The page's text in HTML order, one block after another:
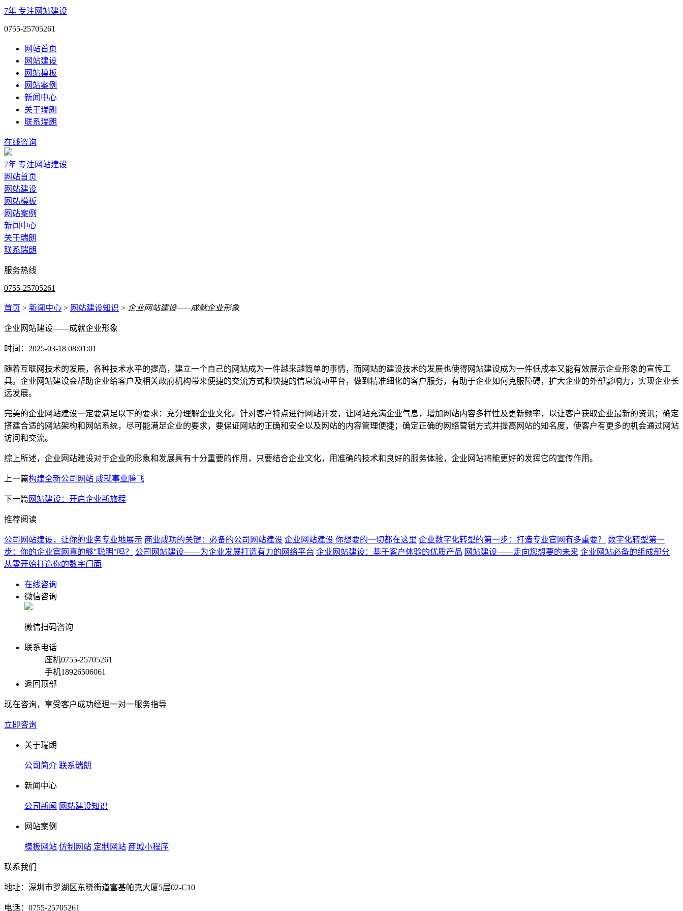
7年 专注网站建设
0755-25705261
网站首页
网站建设
网站模板
网站案例
新闻中心
关于瑞朗
联系瑞朗
在线咨询
7年 专注网站建设
网站首页
网站建设
网站模板
网站案例
新闻中心
关于瑞朗
联系瑞朗
服务热线
0755-25705261
首页 > 新闻中心 > 网站建设知识 > 企业网站建设——成就企业形象
企业网站建设——成就企业形象
时间：2025-03-18 08:01:01
随着互联网技术的发展，各种技术水平的提高，建立一个自己的网站成为一件越来越简单的事情，而网站的建设技术的发展也使得网站建设成为一件低成本又能有效展示企业形象的宣传工
具。企业网站建设会帮助企业给客户及相关政府机构带来便捷的交流方式和快捷的信息流动平台，做到精准细化的客户服务，有助于企业如何克服障碍，扩大企业的外部影响力，实现企业长
远发展。
完美的企业网站建设一定要满足以下的要求：充分理解企业文化。针对客户特点进行网站开发，让网站充满企业气息，增加网站内容多样性及更新频率，以让客户获取企业最新的资讯；确定
搭建合适的网站架构和网站系统，尽可能满足企业的要求，要保证网站的正确和安全以及网站的内容管理便捷；确定正确的网络营销方式并提高网站的知名度，使客户有更多的机会通过网站
访问和交流。
综上所述，企业网站建设对于企业的形象和发展具有十分重要的作用，只要结合企业文化，用准确的技术和良好的服务体验，企业网站将能更好的发挥它的宣传作用。
上一篇构建全新公司网站 成就事业腾飞
下一篇 网站建设：开启企业新旅程
推荐阅读
公司网站建设，让你的业务专业地展示 商业成功的关键：必备的公司网站建设 企业网站建设 你想要的一切都在这里 企业数字化转型的第一步：打造专业官网有多重要？
数字化转型第一
步：你的企业官网真的够"聪明"吗？
公司网站建设——为企业发展打造有力的网络平台 企业网站建设：基于客户体验的优质产品 网站建设——走向您想要的未来 企业网站必备的组成部分
从零开始打造你的数字门面
在线咨询
微信咨询
微信扫码咨询
联系电话
座机0755-25705261
手机18926506061
返回顶部
现在咨询，享受客户成功经理一对一服务指导
立即咨询
关于瑞朗
公司简介 联系瑞朗
新闻中心
公司新闻 网站建设知识
网站案例
模板网站 仿制网站 定制网站 商城小程序
联系我们
地址：深圳市罗湖区东晓街道富基帕克大厦5层02-C10
电话：0755-25705261